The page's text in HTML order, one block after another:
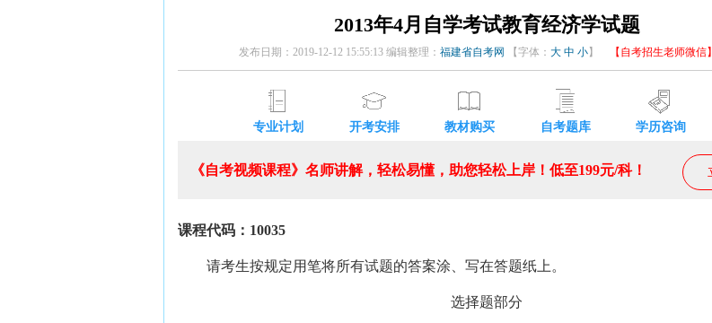
2013年4月自学考试教育经济学试题
发布日期：2019-12-12 15:55:13 编辑整理： 福建省自考网 【字体： 大 中 小】 【自考招生老师微信】
专业计划 开考安排 教材购买 自考题库 学历咨询
《自考视频课程》名师讲解，轻松易懂，助您轻松上岸！低至199元/科！
课程代码：10035
请考生按规定用笔将所有试题的答案涂、写在答题纸上。
选择题部分